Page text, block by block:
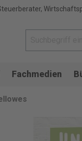
Fachmedien